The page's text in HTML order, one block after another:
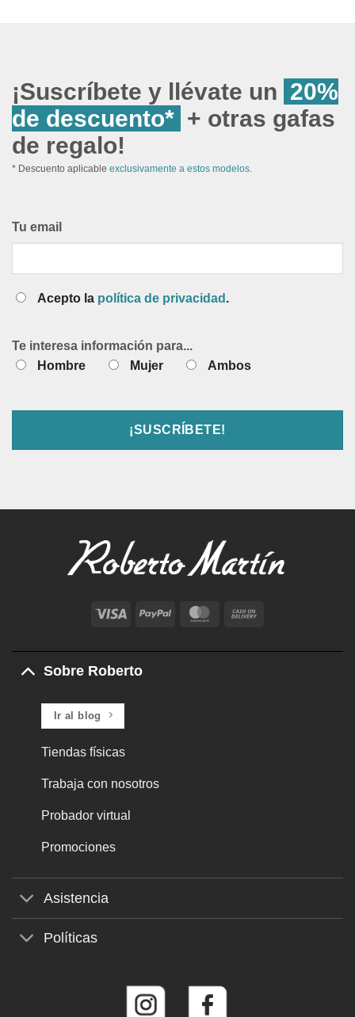
¡Suscríbete y llévate un 20%
de descuento* + otras gafas
de regalo!
* Descuento aplicable exclusivamente a estos modelos.
Tu email
Acepto la política de privacidad .
Te interesa información para...
Hombre
Mujer Ambos
Visa PayPal MasterCard
Delivery
Sobre Roberto
Ir al blog
Tiendas físicas
Trabaja con nosotros
Probador virtual
Promociones
Asistencia
Políticas